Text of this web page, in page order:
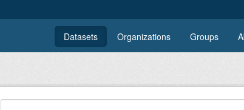
Datasets Organizations Groups